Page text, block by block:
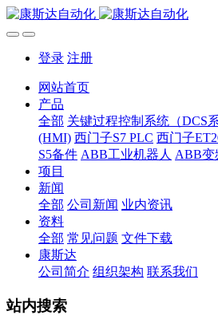
登录 注册
网站首页
产品
全部 关键过程控制系统（DCS系
(HMI) 西门子S7 PLC 西门子
S5备件 ABB工业机器人 ABB变
项目
新闻
全部 公司新闻 业内资讯
资料
全部 常见问题 文件下载
康斯达
公司简介 组织架构 联系我们
站内搜索